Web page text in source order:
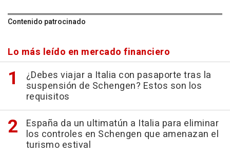
Contenido patrocinado
Lo más leído en mercado financiero
¿Debes viajar a Italia con pasaporte tras la
suspensión de Schengen? Estos son los
requisitos
España da un ultimatún a Italia para eliminar
los controles en Schengen que amenazan el
turismo estival